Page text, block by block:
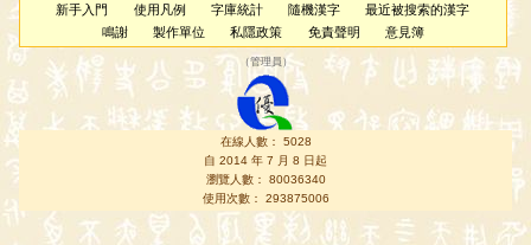
新手入門 使用凡例 字庫統計 隨機漢字
最近被搜索的漢字
鳴謝
製作單位 私隱政策 免責聲明 意見簿
（管理員 ）
在線人數： 5028
自 2014 年 7 月 8 日起
瀏覽人數： 80036340
使用次數： 293875006